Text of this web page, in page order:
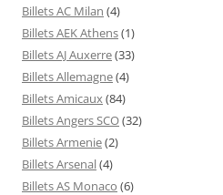
Billets AC Milan (4)
Billets AEK Athens(1)
Billets AJ Auxerre(33)
Billets Allemagne(4)
Billets Amicaux(84)
Billets Angers SCO(32)
Billets Armenie(2)
Billets Arsenal(4)
Billets AS Monaco (6)